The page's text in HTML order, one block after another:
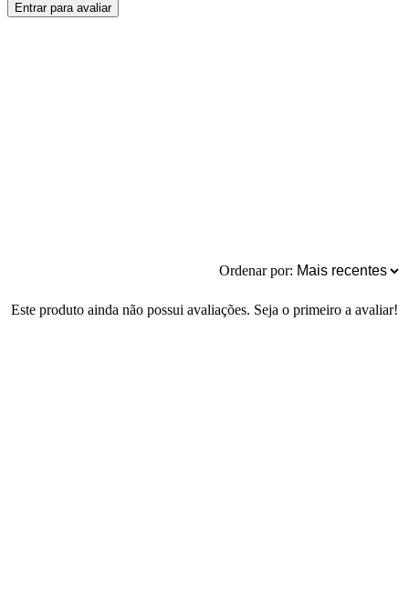
Entrar para avaliar
Ordenar por:
Este produto ainda não possui avaliações. Seja o primeiro a avaliar!